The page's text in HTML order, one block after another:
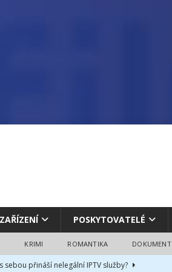
ZAŘÍZENÍ POSKYTOVATELÉ
KRIMI ROMANTIKA DOKUMENT
sebou přináší nelegální IPTV služby?